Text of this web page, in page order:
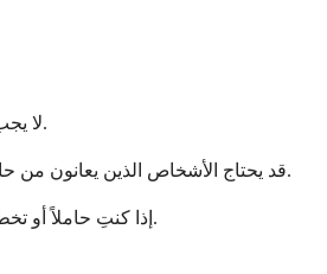
لا يجب أن تتلقى أميفانتاماب إذا كنت قد عانيت من رد فعل تحسسي شديد لهذا الدواء أو أي من مكوناته في الماضي. سيناقش طبيبك تاريخ الحساسية لديك بدقة قبل بدء العلاج.
قد يحتاج الأشخاص الذين يعانون من حالات قلبية معينة أو أمراض رئوية حادة أو التهابات نشطة إلى علاجات بديلة أو مراقبة إضافية. سيراجع فريقك الطبي تاريخك الطبي الكامل للتأكد من أن هذا العلاج آمن لك.
إذا كنتِ حاملاً أو تخططين للحمل، لا يُنصح باستخدام أميفانتاماب لأنه قد يضر بطفلكِ النامي. يجب على النساء في سن الإنجاب استخدام وسائل منع الحمل الفعالة أثناء العلاج وبعده لعدة أشهر.